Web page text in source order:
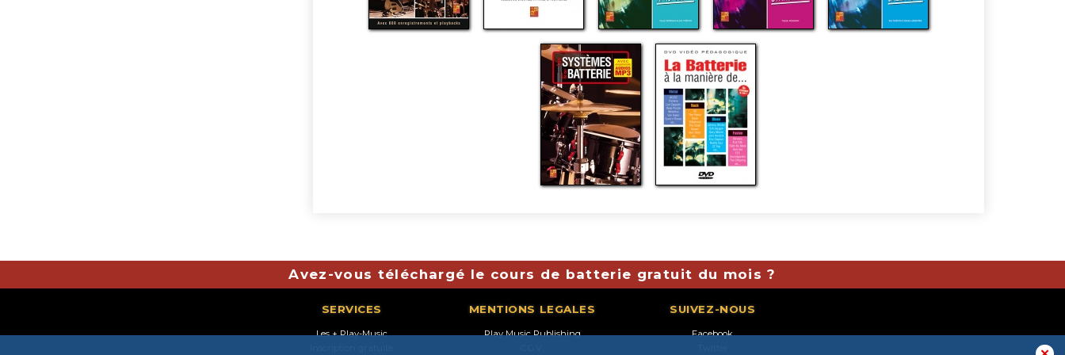
Avez-vous téléchargé le cours de batterie gratuit du mois ?
SERVICES
Les + Play-Music
MENTIONS LEGALES
Play Music Publishing
SUIVEZ-NOUS
Facebook